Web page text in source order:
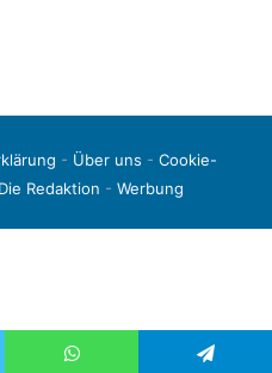
- Über uns - Cookie-
Die Redaktion - Werbung